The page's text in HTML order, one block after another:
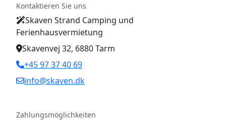
Kontaktieren Sie uns
Skaven Strand Camping und
Ferienhausvermietung
Skavenvej 32, 6880 Tarm
+45 97 37 40 69
info@skaven.dk
Zahlungsmöglichkeiten